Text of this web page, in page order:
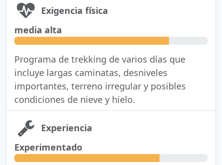
Exigencia física
media alta
Programa de trekking de varios días que
incluye largas caminatas, desniveles
importantes, terreno irregular y posibles
condiciones de nieve y hielo.
Experiencia
Experimentado